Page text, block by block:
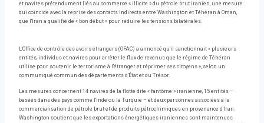
et navires prétendument liés au commerce « illicite » du pétrole brut iranien, une mesure
qui coïncide avec la reprise des contacts indirects entre Washington et Téhéran à Oman,
que l'Iran a qualifié de « bon début » pour réduire les tensions bilatérales.
L'Office de contrôle des avoirs étrangers (OFAC) a annoncé qu'il sanctionnait « plusieurs
entités, individus et navires pour arrêter le flux de revenus que le régime de Téhéran
utilise pour soutenir le terrorisme à l'étranger et réprimer ses citoyens », selon un
communiqué commun des départements d'État et du Trésor.
Les mesures concernent 14 navires de la flotte dite « fantôme » iranienne, 15 entités –
basées dans des pays comme l'Inde ou la Turquie – et deux personnes associées à la
commercialisation de pétrole brut et de produits pétrochimiques en provenance d'Iran.
Washington soutient que les exportations énergétiques iraniennes sont maintenues